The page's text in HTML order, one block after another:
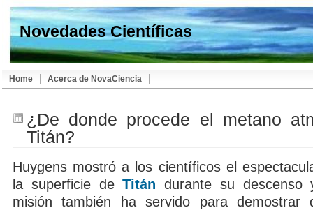
Novedades Científicas
Home Acerca de NovaCiencia
¿De donde procede el metano
Titán?
Huygens mostró a los científicos el
la superficie deTitán durante su descenso
misión también ha servido para demostrar